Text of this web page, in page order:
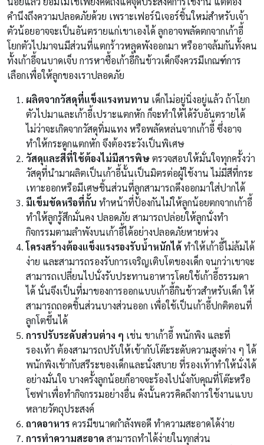
คำนึงถึงความปลอดภัยด้วย เพราะเฟอร์นิเจอร์ชิ้นใหม่สำหรับเจ้า
ตัวน้อยอาจจะเป็นอันตรายแก่เขาเองได้ ลูกอาจพลัดตกจากเก้าอี้
โยกตัวไปมาจนมีส่วนที่แตกร้าวหลุดพังออกมา หรืออาจล้มกันทั้งคน
ทั้งเก้าอี้จนบาดเจ็บ การหาซื้อเก้าอี้กินข้าวเด็กจึงควรมีเกณฑ์การ
เลือกเพื่อให้ลูกของเราปลอดภัย
ผลิตจากวัสดุที่แข็งแรงทนทาน เด็กไม่อยู่นิ่งอยู่แล้ว ถ้าโยก
ตัวไปมาและเก้าอี้เปราะแตกหัก ก็จะทำให้ได้รับอันตรายได้
ไม่ว่าจะเกิดจากวัสดุทิ่มแทง หรือพลัดหล่นจากเก้าอี้ ซึ่งอาจ
ทำให้กระดูกแตกหัก จึงต้องระวังเป็นพิเศษ
วัสดุและสีที่ใช้ต้องไม่มีสารพิษตรวจสอบให้มั่นใจทุกครั้งว่า
วัสดุที่นำมาผลิตเป็นเก้าอี้นั้นเป็นมิตรต่อผู้ใช้งาน ไม่มีสีที่กระ
เทาะออกหรือมีเศษชิ้นส่วนที่ลูกสามารถดึงออกมาใส่ปากได้
มีเข็มขัดหรือที่กั้น ทำหน้าที่ป้องกันไม่ให้ลูกน้อยตกจากเก้าอี้
ทำให้ลูกรู้สึกมั่นคง ปลอดภัย สามารถปล่อยให้ลูกนั่งทำ
กิจกรรมตามลำพังบนเก้าอี้ได้อย่างปลอดภัยหายห่วง
โครงสร้างต้องแข็งแรงรองรับน้ำหนักได้ทำให้เก้าอี้ไม่ล้มได้
ง่าย และสามารถรองรับการเจริญเติบโตของเด็ก จนกว่าเขาจะ
สามารถเปลี่ยนไปนั่งรับประทานอาหารโดยใช้เก้าอี้ธรรมดา
ได้ นั่นจึงเป็นที่มาของการออกแบบเก้าอี้กินข้าวสำหรับเด็ก ให้
สามารถถอดชิ้นส่วนบางส่วนออก เพื่อใช้เป็นเก้าอี้ปกติตอนที่
ลูกโตขึ้นได้
การปรับระดับส่วนต่าง ๆ เช่น ขาเก้าอี้ พนักพิง และที่
รองเท้า ต้องสามารถปรับให้เข้ากับโต๊ะระดับความสูงต่าง ๆ ได้
พนักพิงเข้ากับสรีระของเด็กและนั่งสบาย ที่รองเท้าทำให้นั่งได้
อย่างมั่นใจ บางครั้งลูกน้อยก็อาจจะร้องไปนั่งกับคุณที่โต๊ะหรือ
โซฟาเพื่อทำกิจกรรมอย่างอื่น ดังนั้นควรคิดถึงการใช้งานแบบ
หลายวัตถุประสงค์
ถาดอาหารควรมีขนาดกำลังพอดี ทำความสะอาดได้ง่าย
การทำความสะอาด สามารถทำได้ง่ายในทุกส่วน